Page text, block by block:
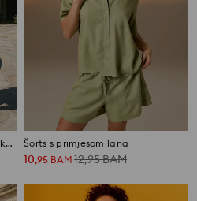
Šorc na pruge s mješavinom viskoze i lana Šorts s primjesom lana
10,95 BAM 12,95BAM